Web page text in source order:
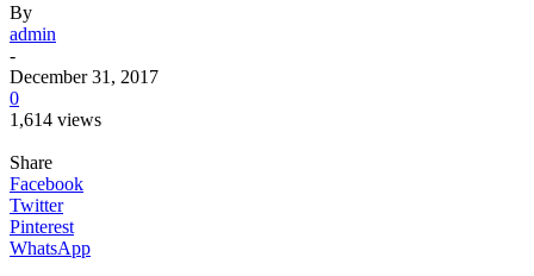
By
admin
-
December 31, 2017
0
1,614 views
Share
Facebook
Twitter
Pinterest
WhatsApp